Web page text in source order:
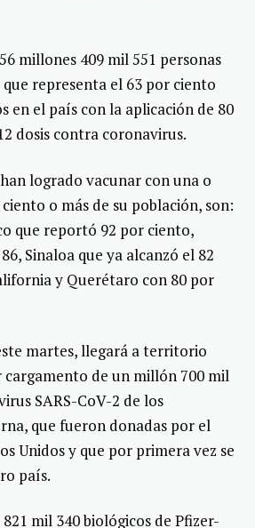
millones 409 mil 551 personas
representa el 63 por ciento
en el país con la aplicación de 80
dosis contra coronavirus.
logrado vacunar con una o
o más de su población, son:
que reportó 92 por ciento,
Sinaloa que ya alcanzó el 82
y Querétaro con 80 por
martes, llegará a territorio
de un millón 700 mil
SARS-CoV-2 de los
que fueron donadas por el
Unidos y que por primera vez se
país.
mil 340 biológicos de Pfizer-